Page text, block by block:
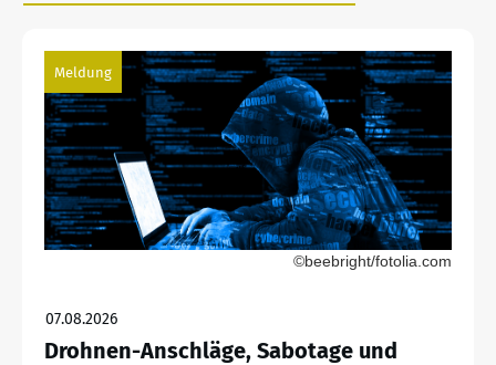
Meldung
©beebright/fotolia.com
07.08.2026
Drohnen-Anschläge, Sabotage und